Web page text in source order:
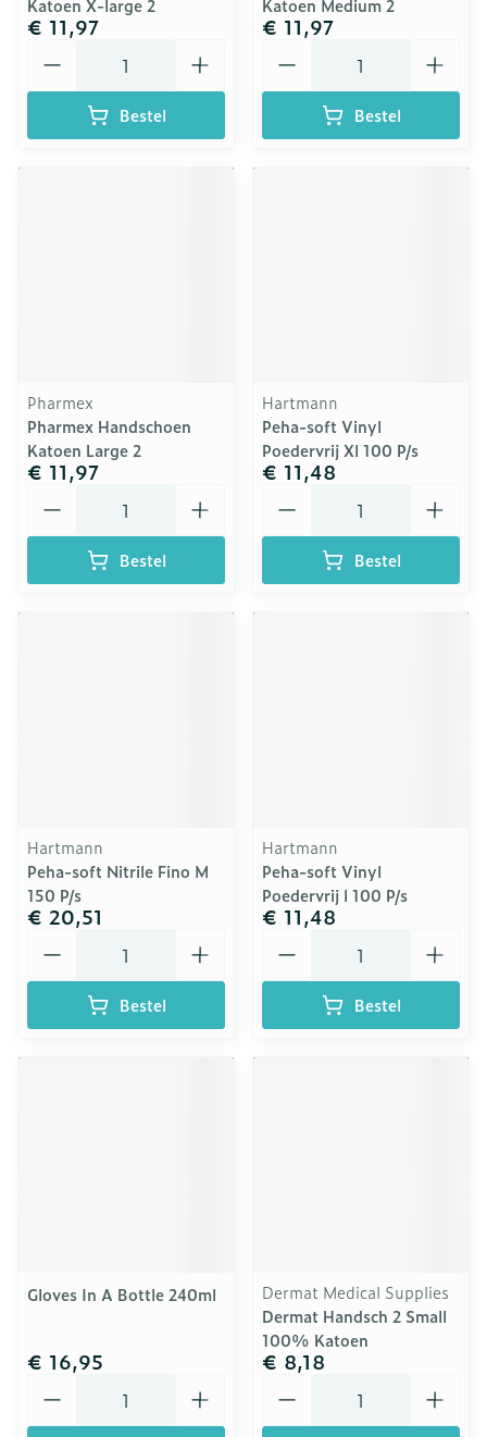
Katoen X-large 2
€ 11,97
Bestel
Katoen Medium 2
€ 11,97
Bestel
Pharmex
Pharmex Handschoen
Katoen Large 2
€ 11,97
Bestel
Hartmann
Peha-soft Vinyl
Poedervrij Xl 100 P/s
€ 11,48
Bestel
Hartmann
Peha-soft Nitrile Fino M
150 P/s
€ 20,51
Bestel
Hartmann
Peha-soft Vinyl
Poedervrij l 100 P/s
€ 11,48
Bestel
Gloves In A Bottle 240ml
€ 16,95
Dermat Medical Supplies
Dermat Handsch 2 Small
100% Katoen
€ 8,18